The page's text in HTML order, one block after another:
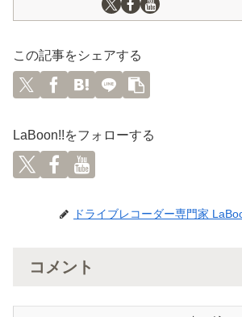
この記事をシェアする
LaBoon!!をフォローする
ドライブレコーダー専門家
コメント